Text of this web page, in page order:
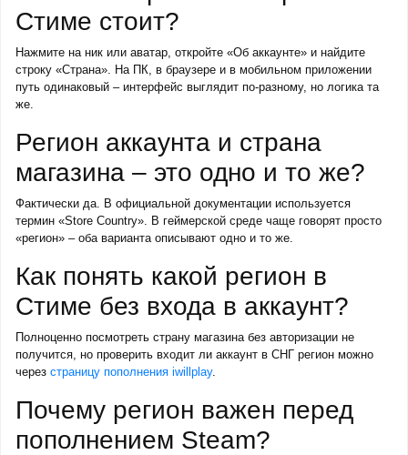
Стиме стоит?
Нажмите на ник или аватар, откройте «Об аккаунте» и найдите
строку «Страна». На ПК, в браузере и в мобильном приложении
путь одинаковый – интерфейс выглядит по-разному, но логика та
же.
Регион аккаунта и страна
магазина – это одно и то же?
Фактически да. В официальной документации используется
термин «Store Country». В геймерской среде чаще говорят просто
«регион» – оба варианта описывают одно и то же.
Как понять какой регион в
Стиме без входа в аккаунт?
Полноценно посмотреть страну магазина без авторизации не
получится, но проверить входит ли аккаунт в СНГ регион можно
через страницу пополнения iwillplay.
Почему регион важен перед
пополнением Steam?